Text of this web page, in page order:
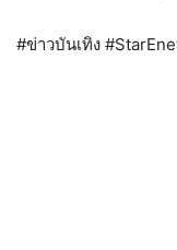
#ข่าวบันเทิง